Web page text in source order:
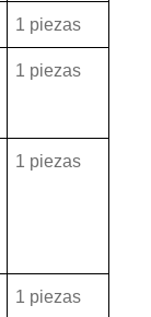
1 piezas
1 piezas
1 piezas
1 piezas